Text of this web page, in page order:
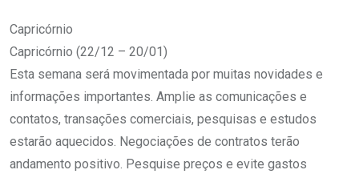
Capricórnio
Capricórnio (22/12 – 20/01)
Esta semana será movimentada por muitas novidades e
informações importantes. Amplie as comunicações e
contatos, transações comerciais, pesquisas e estudos
estarão aquecidos. Negociações de contratos terão
andamento positivo. Pesquise preços e evite gastos